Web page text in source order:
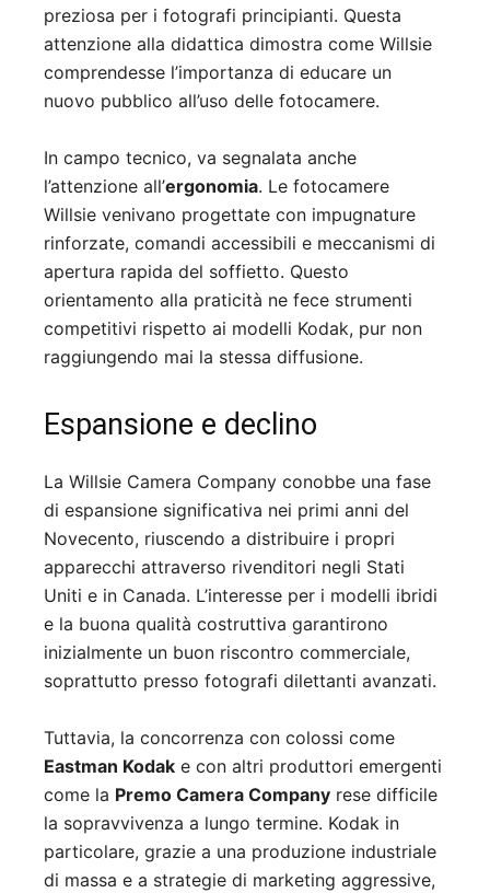
preziosa per i fotografi principianti. Questa
attenzione alla didattica dimostra come Willsie
comprendesse l’importanza di educare un
nuovo pubblico all’uso delle fotocamere.
In campo tecnico, va segnalata anche
l’attenzione all’ergonomia. Le fotocamere
Willsie venivano progettate con impugnature
rinforzate, comandi accessibili e meccanismi di
apertura rapida del soffietto. Questo
orientamento alla praticità ne fece strumenti
competitivi rispetto ai modelli Kodak, pur non
raggiungendo mai la stessa diffusione.
Espansione e declino
La Willsie Camera Company conobbe una fase
di espansione significativa nei primi anni del
Novecento, riuscendo a distribuire i propri
apparecchi attraverso rivenditori negli Stati
Uniti e in Canada. L’interesse per i modelli ibridi
e la buona qualità costruttiva garantirono
inizialmente un buon riscontro commerciale,
soprattutto presso fotografi dilettanti avanzati.
Tuttavia, la concorrenza con colossi come
Eastman Kodak e con altri produttori emergenti
come la Premo Camera Company rese difficile
la sopravvivenza a lungo termine. Kodak in
particolare, grazie a una produzione industriale
di massa e a strategie di marketing aggressive,